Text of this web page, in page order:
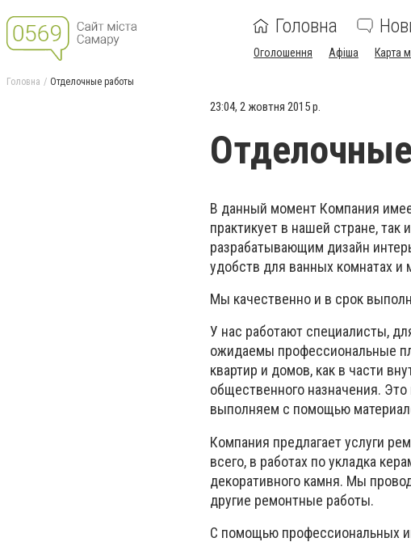
Головна
Оголошення Афіша Карта
Головна Отделочные работы
23:04, 2 жовтня 2015 р.
В данный момент Компания
практикует в нашей стране,
разрабатывающим дизайн
удобств для ванных комнатах
Мы качественно и в срок
У нас работают специалисты,
ожидаемы профессиональные
квартир и домов, как в части
общественного назначения.
выполняем с помощью
Компания предлагает услуги
всего, в работах по укладка
декоративного камня. Мы
другие ремонтные работы.
С помощью профессиональных